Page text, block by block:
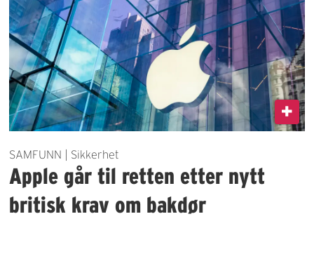
SAMFUNN | Sikkerhet
Apple går til retten etter nytt
britisk krav om bakdør